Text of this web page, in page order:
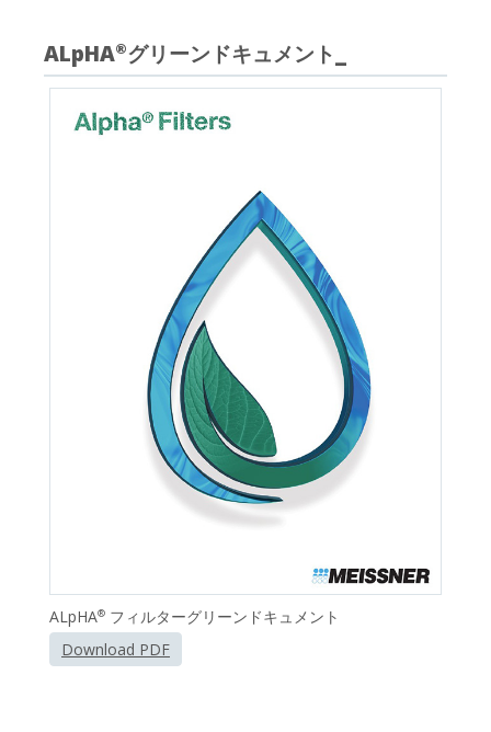
ALpHA®グリーンドキュメント_
ALpHA® フィルターグリーンドキュメント
Download PDF